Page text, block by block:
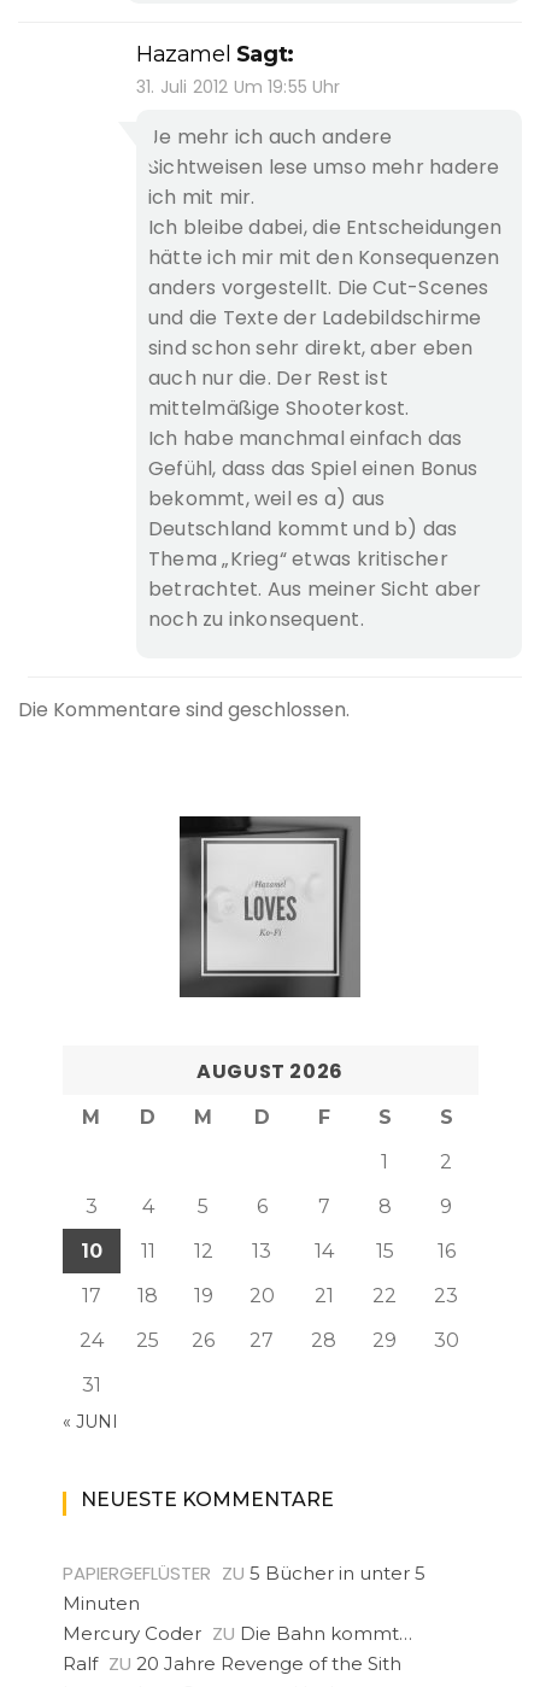
Hazamel Sagt:
31. Juli 2012 Um 19:55 Uhr
Je mehr ich auch andere
Sichtweisen lese umso mehr hadere
ich mit mir.
Ich bleibe dabei, die Entscheidungen
hätte ich mir mit den Konsequenzen
anders vorgestellt. Die Cut-Scenes
und die Texte der Ladebildschirme
sind schon sehr direkt, aber eben
auch nur die. Der Rest ist
mittelmäßige Shooterkost.
Ich habe manchmal einfach das
Gefühl, dass das Spiel einen Bonus
bekommt, weil es a) aus
Deutschland kommt und b) das
Thema „Krieg“ etwas kritischer
betrachtet. Aus meiner Sicht aber
noch zu inkonsequent.
Die Kommentare sind geschlossen.
AUGUST 2026
M D M D F S
S
1
2
3
4 5 6 7 8
9
10
11 12 13 14 15
16
17
18 19 20 21 22
23
24
25 26 27 28 29
30
31
« JUNI
NEUESTE KOMMENTARE
PAPIERGEFLÜSTER ZU 5 Bücher in unter 5
Minuten
Mercury Coder ZU Die Bahn kommt…
Ralf ZU 20 Jahre Revenge of the Sith